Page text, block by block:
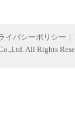
イバシーポリシー |
All Rights